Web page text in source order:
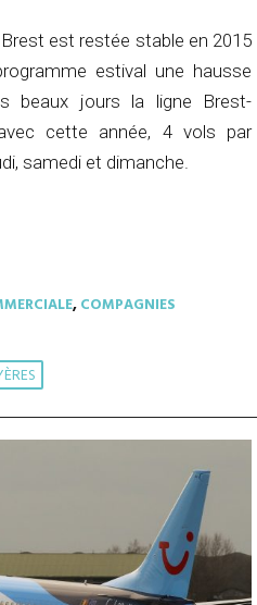
est restée stable en 2015
estival une hausse
beaux jours la ligne Brest-
cette année, 4 vols par
samedi et dimanche.
,COMPAGNIES